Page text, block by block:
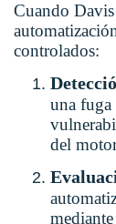
Cuando
controlados:
una fuga
del